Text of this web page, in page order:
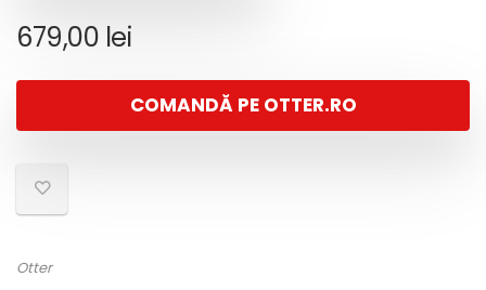
679,00 lei
COMANDĂ PE OTTER.RO
Otter